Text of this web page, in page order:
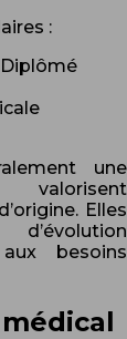
:
une
valorisent
Elles
besoins